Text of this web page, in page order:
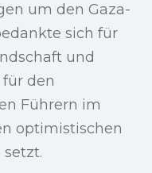
um den Gaza-
sich für
und
den
Führern im
optimistischen